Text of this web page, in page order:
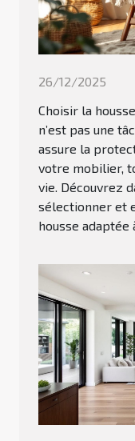
26/12/2025
Choisir la
n’est pas une
assure la
votre mobilier,
vie. Découvrez
sélectionner et
housse adaptée